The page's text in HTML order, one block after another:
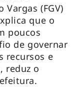
(FGV)
que o
poucos
de governar
recursos e
reduz o